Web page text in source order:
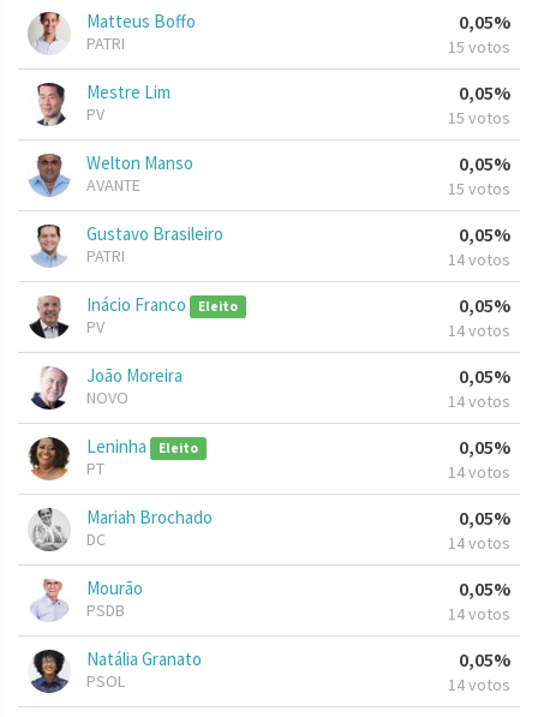
Matteus Boffo
PATRI
0,05%
15 votos
Mestre Lim
PV
0,05%
15 votos
Welton Manso
AVANTE
0,05%
15 votos
Gustavo Brasileiro
PATRI
0,05%
14 votos
Inácio Franco Eleito
PV
0,05%
14 votos
João Moreira
NOVO
0,05%
14 votos
Leninha Eleito
PT
0,05%
14 votos
Mariah Brochado
DC
0,05%
14 votos
Mourão
PSDB
0,05%
14 votos
Natália Granato
PSOL
0,05%
14 votos